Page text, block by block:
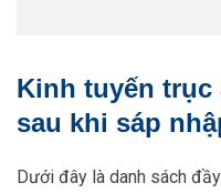
Kinh tuyến trục
sau khi sáp
Dưới đây là danh sách